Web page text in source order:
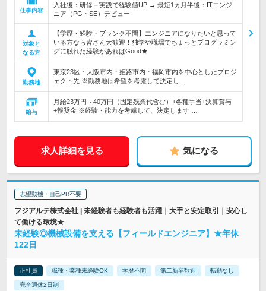
仕事内容
入社後：研修＋実践で経験値UP → 最短1ヵ月半後：ITエンジ
ニア（PG・SE）デビュー
対象と
なる方
【学歴・経験・ブランク不問】エンジニアになりたいと思って
いる方なら皆さん大歓迎！独学や職場でちょっとプログラミン
グに触れた経験があればGood★
勤務地
東京23区・大阪市内・姫路市内・福岡市内を中心としたプロジ
ェクト先 ※勤務地は希望を考慮して決定し…
給与
月給23万円～40万円（固定残業代含む）+各種手当+決算賞与
+報奨金 ※経験・能力を考慮して、決定します …
求人詳細を見る 気になる
志望動機・自己PR不要
フジアルテ株式会社 | 未経験者も経験者も活躍｜大手と安定取引｜安心し
て働ける環境★
未経験◎機械設備を支える【フィールドエンジニア】★年休
122日
正社員 職種・業種未経験OK 学歴不問 第二新卒歓迎 転勤なし
完全週休2日制